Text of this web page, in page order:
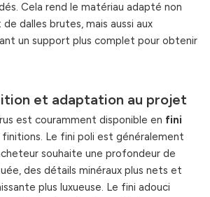
Cela rend le matériau adapté non
dalles brutes, mais aussi aux
un support plus complet pour obtenir
et adaptation au projet
est couramment disponible en fini
finitions. Le fini poli est généralement
souhaite une profondeur de
des détails minéraux plus nets et
plus luxueuse. Le fini adouci